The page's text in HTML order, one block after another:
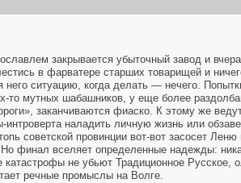
закрывается убыточный завод и
в фарватере старших товарищей и
ситуацию, когда делать — нечего.
то мутных шабашников, у еще более
заканчиваются фиаско. К этому же
интроверта наладить личную жизнь или
советской провинции вот-вот засосет
финал вселяет определенные надежды:
катастрофы не убьют Традиционное Русское,
речные промыслы на Волге.